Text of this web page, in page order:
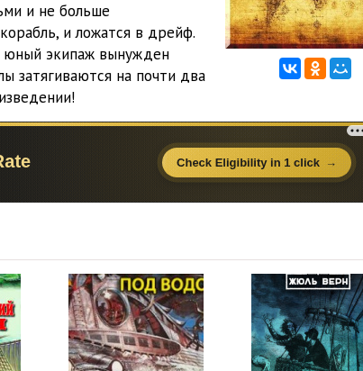
и не больше
и ложатся в дрейф.
юный экипаж вынужден
затягиваются на почти два